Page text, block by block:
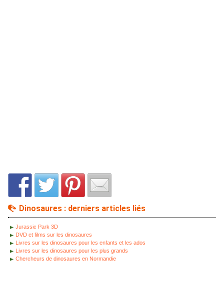
Dinosaures : derniers articles liés
Jurassic Park 3D
DVD et films sur les dinosaures
Livres sur les dinosaures pour les enfants et les ados
Livres sur les dinosaures pour les plus grands
Chercheurs de dinosaures en Normandie